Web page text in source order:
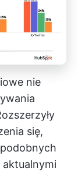
nie
się,